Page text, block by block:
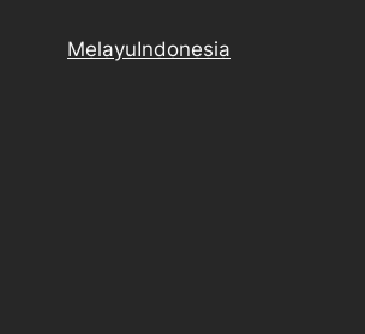
MelayuIndonesia